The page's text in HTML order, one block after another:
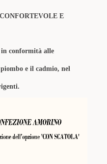
E
conformità alle
e il cadmio, nel